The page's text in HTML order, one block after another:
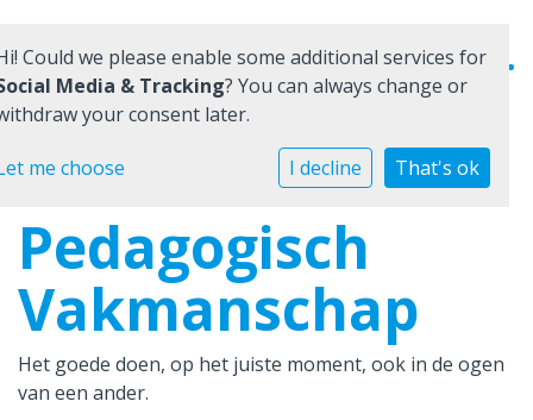
Home
Onze school
Praktische informatie
Medezeggenschap
Vacatures
Pedagogisch
Vakmanschap
Het goede doen, op het juiste moment, ook in de ogen
van een ander.
Could we please enable some additional services for
Media & Tracking? You can always change or
your consent later.
me choose I decline That's ok